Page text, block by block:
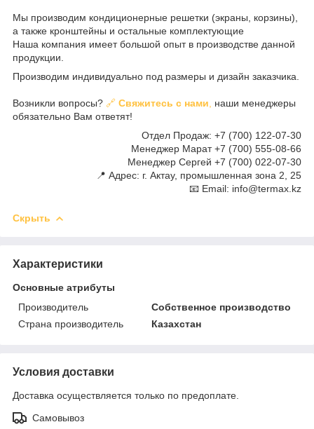
Мы производим кондиционерные решетки (экраны, корзины),
а также кронштейны и остальные комплектующие
Наша компания имеет большой опыт в производстве данной
продукции.
Производим индивидуально под размеры и дизайн заказчика.
Возникли вопросы? 🔗 Свяжитесь с нами
наши менеджеры
обязательно Вам ответят!
Отдел Продаж: +7 (700) 122-07-30
Менеджер Марат +7 (700) 555-08-66
Менеджер Сергей +7 (700) 022-07-30
📍 Адрес: г. Актау, промышленная зона 2, 25
📧 Email: info@termax.kz
Скрыть
Характеристики
Основные атрибуты
Производитель
Собственное производство
Страна производитель
Казахстан
Условия доставки
Доставка осуществляется только по предоплате.
Самовывоз